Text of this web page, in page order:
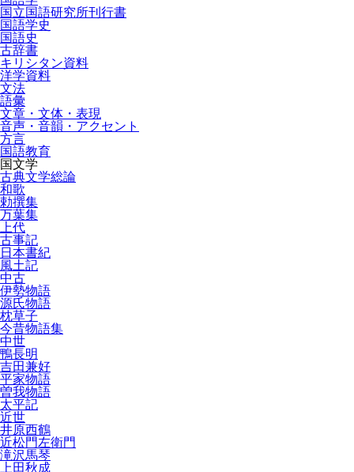
国立国語研究所刊行書
国語学史
国語史
古辞書
キリシタン資料
洋学資料
文法
語彙
文章・文体・表現
音声・音韻・アクセント
方言
国語教育
国文学
古典文学総論
和歌
勅撰集
万葉集
上代
古事記
日本書紀
風土記
中古
伊勢物語
源氏物語
枕草子
今昔物語集
中世
鴨長明
吉田兼好
平家物語
曽我物語
太平記
近世
井原西鶴
近松門左衛門
滝沢馬琴
上田秋成